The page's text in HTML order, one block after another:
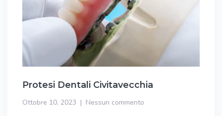
Protesi Dentali Civitavecchia
Ottobre 10, 2023 Nessun commento